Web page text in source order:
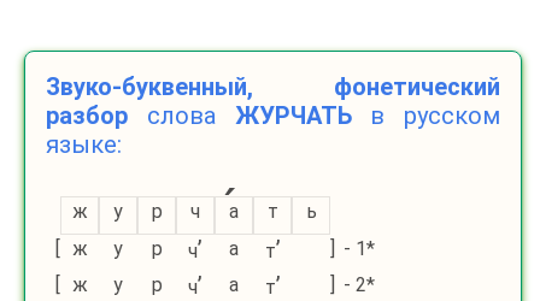
Звуко-буквенный, фонетический
разбор слова ЖУРЧАТЬв русском
языке:
ж у р ч а т
ь
[ ж у р ч’ а т’ ] - 1*
[ ж у р ч’ а т’ ] - 2*